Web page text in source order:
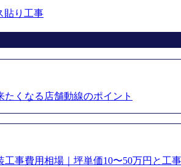
貼り工事
たくなる店舗動線のポイント
工事費用相場｜坪単価10〜50万円と工